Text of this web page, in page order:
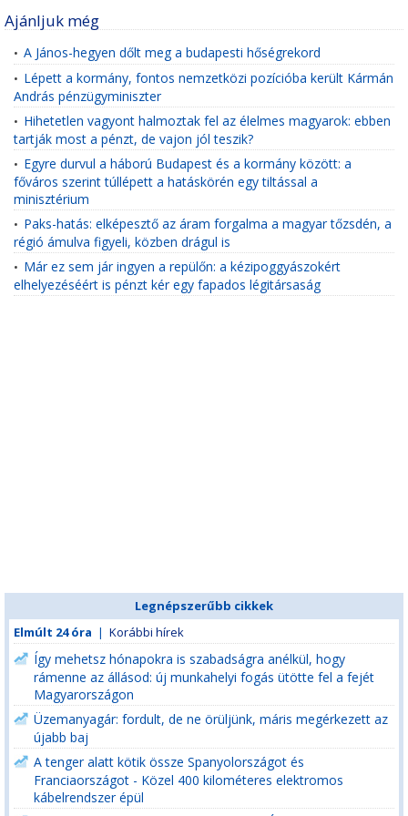
Ajánljuk még
• A János-hegyen dőlt meg a budapesti hőségrekord
• Lépett a kormány, fontos nemzetközi pozícióba került Kármán
András pénzügyminiszter
• Hihetetlen vagyont halmoztak fel az élelmes magyarok: ebben
tartják most a pénzt, de vajon jól teszik?
• Egyre durvul a háború Budapest és a kormány között: a
főváros szerint túllépett a hatáskörén egy tiltással a
minisztérium
• Paks-hatás: elképesztő az áram forgalma a magyar tőzsdén, a
régió ámulva figyeli, közben drágul is
• Már ez sem jár ingyen a repülőn: a kézipoggyászokért
elhelyezéséért is pénzt kér egy fapados légitársaság
Legnépszerűbb cikkek
Elmúlt 24 óra | Korábbi hírek
Így mehetsz hónapokra is szabadságra anélkül, hogy
rámenne az állásod: új munkahelyi fogás ütötte fel a fejét
Magyarországon
Üzemanyagár: fordult, de ne örüljünk, máris megérkezett az
újabb baj
A tenger alatt kötik össze Spanyolországot és
Franciaországot - Közel 400 kilométeres elektromos
kábelrendszer épül